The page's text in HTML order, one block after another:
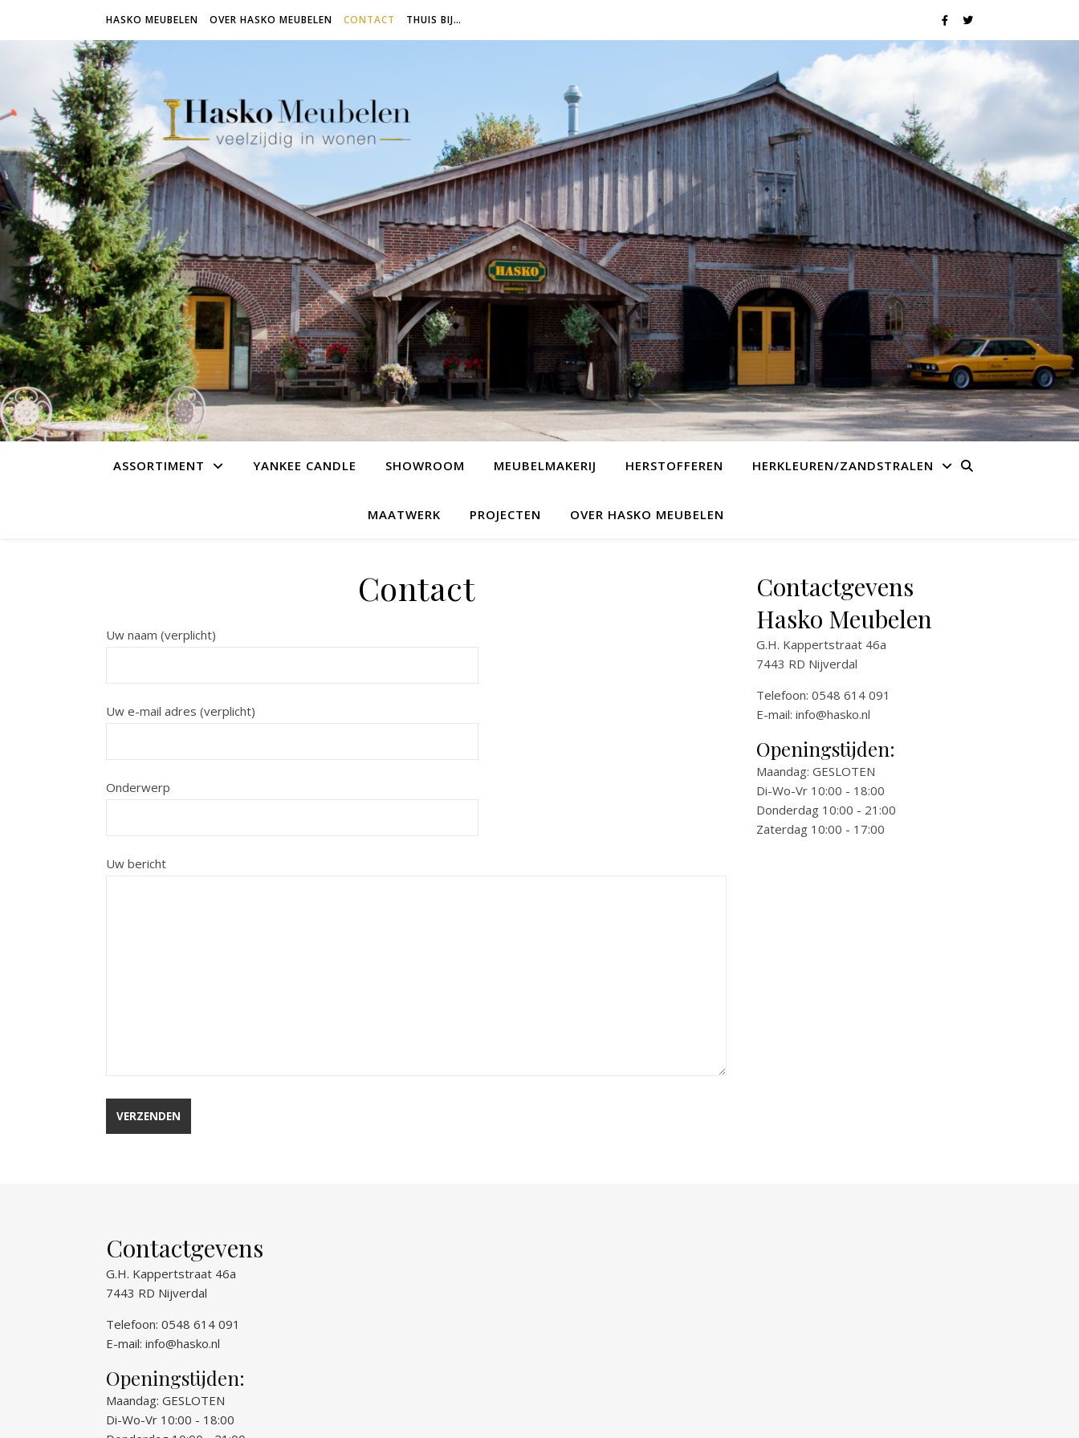
HASKO MEUBELEN OVER HASKO MEUBELEN CONTACT THUIS BIJ…
ASSORTIMENT YANKEE CANDLE SHOWROOM MEUBELMAKERIJ HERSTOFFEREN HERKLEUREN/ZANDSTRALEN
MAATWERK PROJECTEN OVER HASKO MEUBELEN
Contact
Uw naam (verplicht)
Uw e-mail adres (verplicht)
Onderwerp
Uw bericht
Contactgevens
Hasko Meubelen
G.H. Kappertstraat 46a
7443 RD Nijverdal
Telefoon: 0548 614 091
E-mail: info@hasko.nl
Openingstijden:
Maandag: GESLOTEN
Di-Wo-Vr 10:00 - 18:00
Donderdag 10:00 - 21:00
Zaterdag 10:00 - 17:00
Contactgevens
G.H. Kappertstraat 46a
7443 RD Nijverdal
Telefoon: 0548 614 091
E-mail: info@hasko.nl
Openingstijden:
Maandag: GESLOTEN
Di-Wo-Vr 10:00 - 18:00